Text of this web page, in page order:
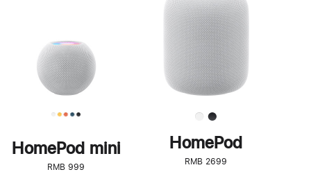
HomePod mini
RMB 999
了
解
HomePod<
HomePod
RMB 2699